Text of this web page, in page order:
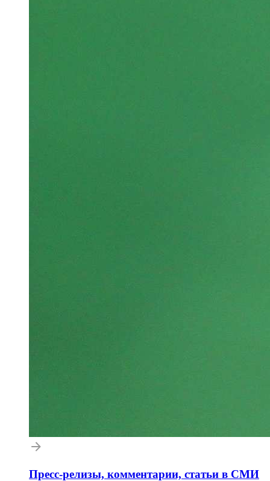
Пресс-релизы, комментарии, статьи в СМИ